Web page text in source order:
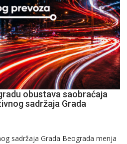
obustava saobraćaja
sadržaja Grada
sadržaja Grada Beograda menja